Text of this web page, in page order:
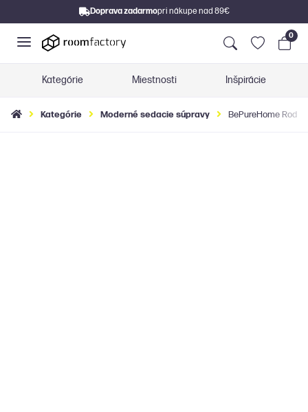
Doprava zadarmopri nákupe nad 89€
0
Kategórie Miestnosti Inšpirácie
Kategórie Moderné sedacie súpravy BePureHome